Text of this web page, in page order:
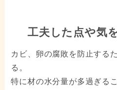
工夫した点や気
カビ、卵の腐敗を防止する
る。
特に材の水分量が多過ぎる